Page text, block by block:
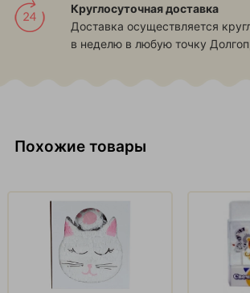
Круглосуточная доставка
Доставка осуществляется
в неделю в любую точку
Похожие товары